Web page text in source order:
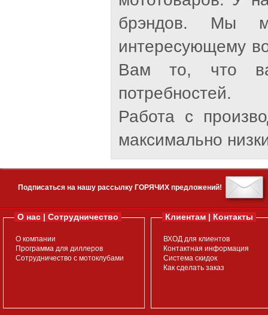
брэндов. Мы
интересующему
Вам то, что
потребностей.
Работа с
максимально
Подписаться на нашу рассылку ГОРЯЧИХ предложений!
О нас | Сотрудничество
О компании
Программа для диллеров
Сотрудничество с мотоклубами
Клиентам | Контакты
ВХОД для клиентов
Контактная информация
Система скидок
Как сделать заказ